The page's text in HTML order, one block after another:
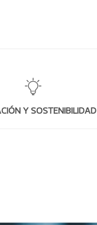
Y SOSTENIBILIDAD